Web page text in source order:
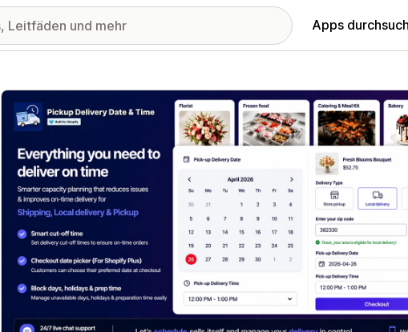
Apps
Vorgestellte Bildergalerie